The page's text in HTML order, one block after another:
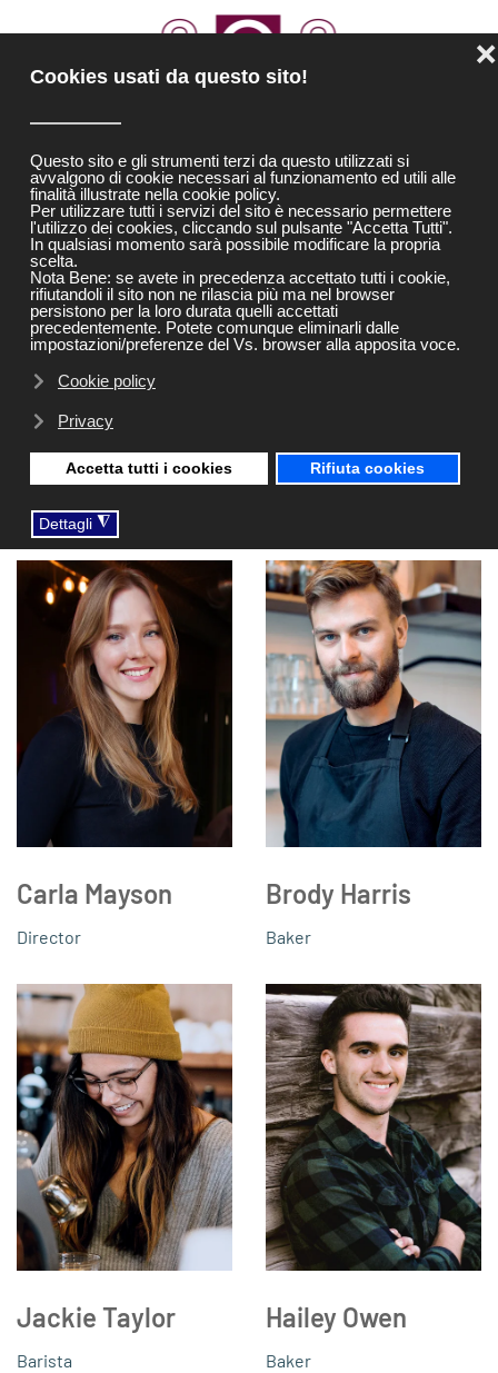
Cookies usati da questo sito!
Questo sito e gli strumenti terzi da questo utilizzati si
avvalgono di cookie necessari al funzionamento ed utili alle
finalità illustrate nella cookie policy.
Per utilizzare tutti i servizi del sito è necessario permettere
l'utilizzo dei cookies, cliccando sul pulsante "Accetta Tutti".
In qualsiasi momento sarà possibile modificare la propria
scelta.
Nota Bene: se avete in precedenza accettato tutti i cookie,
rifiutandoli il sito non ne rilascia più ma nel browser
persistono per la loro durata quelli accettati
precedentemente. Potete comunque eliminarli dalle
impostazioni/preferenze del Vs. browser alla apposita voce.
Dettagli ◮
Cookie policy
Privacy
Accetta tutti i cookies Rifiuta cookies
❌
Our Team
Lorem ipsum dolor sit amet, consectetuer adipiscing elit.
Nulla consequat massa quis enim. Donec pede justo
Carla Mayson
Director
Brody Harris
Baker
Jackie Taylor
Barista
Hailey Owen
Baker